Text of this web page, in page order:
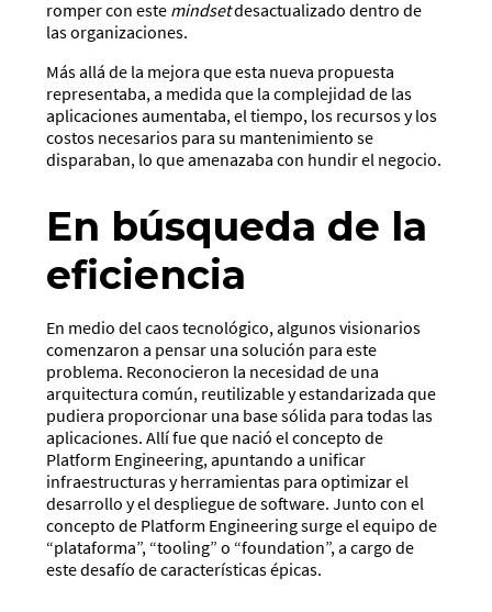
romper con este mindsetdesactualizado dentro de
las organizaciones.
Más allá de la mejora que esta nueva propuesta
representaba, a medida que la complejidad de las
aplicaciones aumentaba, el tiempo, los recursos y los
costos necesarios para su mantenimiento se
disparaban, lo que amenazaba con hundir el negocio.
En búsqueda de la
eficiencia
En medio del caos tecnológico, algunos visionarios
comenzaron a pensar una solución para este
problema. Reconocieron la necesidad de una
arquitectura común, reutilizable y estandarizada que
pudiera proporcionar una base sólida para todas las
aplicaciones. Allí fue que nació el concepto de
Platform Engineering, apuntando a unificar
infraestructuras y herramientas para optimizar el
desarrollo y el despliegue de software. Junto con el
concepto de Platform Engineering surge el equipo de
“plataforma”, “tooling” o “foundation”, a cargo de
este desafío de características épicas.